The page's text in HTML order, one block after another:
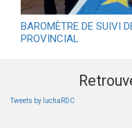
BAROMÈTRE DE SUIVI
PROVINCIAL
Tweets by luchaRDC